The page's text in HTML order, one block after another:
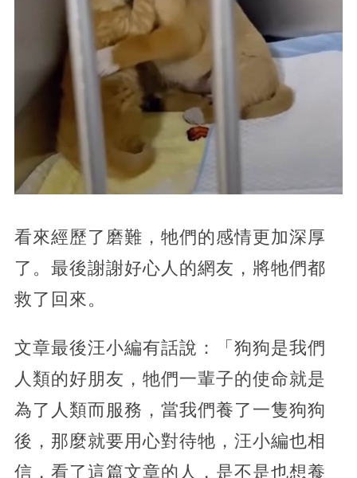
看來經歷了磨難，牠們的感情更加深厚
了。最後謝謝好心人的網友，將牠們都
救了回來。
文章最後汪小編有話說：「狗狗是我們
人類的好朋友，牠們一輩子的使命就是
為了人類而服務，當我們養了一隻狗狗
後，那麼就要用心對待牠，汪小編也相
信，看了這篇文章的人，是不是也想養